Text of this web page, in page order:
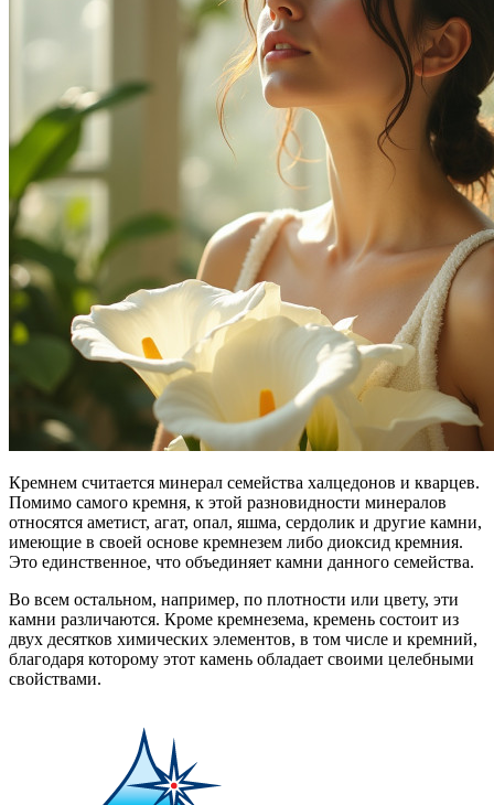
Кремнем считается минерал семейства халцедонов и кварцев.
Помимо самого кремня, к этой разновидности минералов
относятся аметист, агат, опал, яшма, сердолик и другие камни,
имеющие в своей основе кремнезем либо диоксид кремния.
Это единственное, что объединяет камни данного семейства.
Во всем остальном, например, по плотности или цвету, эти
камни различаются. Кроме кремнезема, кремень состоит из
двух десятков химических элементов, в том числе и кремний,
благодаря которому этот камень обладает своими целебными
свойствами.